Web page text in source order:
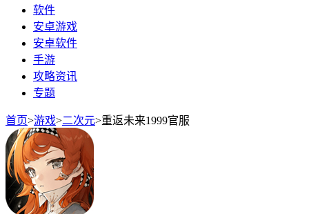
软件
安卓游戏
安卓软件
手游
攻略资讯
专题
首页>游戏>二次元>重返未来1999官服